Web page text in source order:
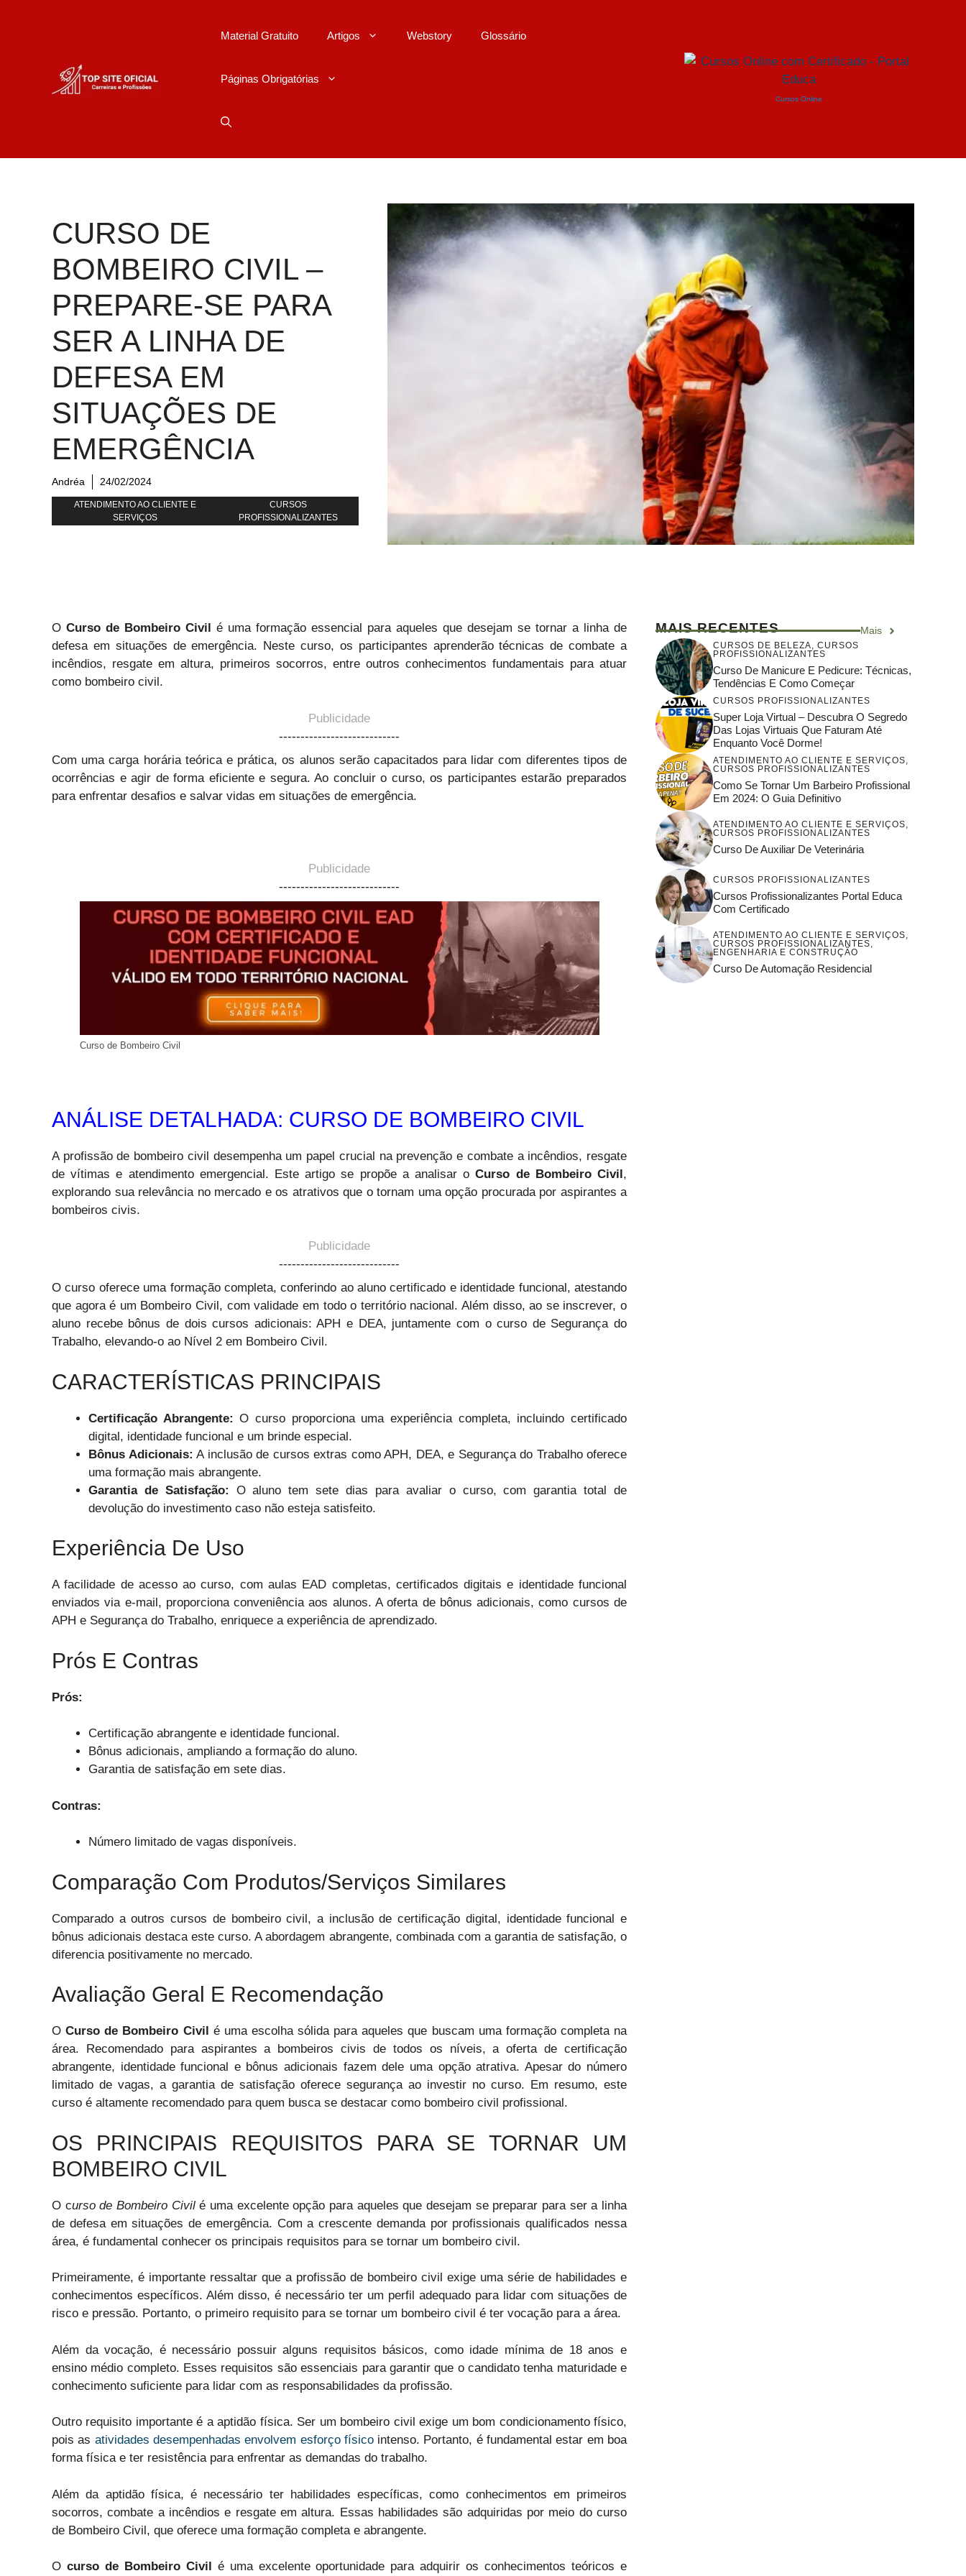
Material Gratuito Artigos Webstory Glossário
Páginas Obrigatórias
Cursos Online
CURSO DE
BOMBEIRO CIVIL –
PREPARE-SE PARA
SER A LINHA DE
DEFESA EM
SITUAÇÕES DE
EMERGÊNCIA
Andréa 24/02/2024
ATENDIMENTO AO CLIENTE E
SERVIÇOS
CURSOS
PROFISSIONALIZANTES
O Curso de Bombeiro Civil é uma formação essencial para aqueles que desejam se tornar a linha de
defesa em situações de emergência. Neste curso, os participantes aprenderão técnicas de combate a
incêndios, resgate em altura, primeiros socorros, entre outros conhecimentos fundamentais para atuar
como bombeiro civil.
Publicidade
----------------------------
Com uma carga horária teórica e prática, os alunos serão capacitados para lidar com diferentes tipos de
ocorrências e agir de forma eficiente e segura. Ao concluir o curso, os participantes estarão preparados
para enfrentar desafios e salvar vidas em situações de emergência.
Publicidade
----------------------------
Curso de Bombeiro Civil
ANÁLISE DETALHADA: CURSO DE BOMBEIRO CIVIL
A profissão de bombeiro civil desempenha um papel crucial na prevenção e combate a incêndios, resgate
de vítimas e atendimento emergencial. Este artigo se propõe a analisar oCurso de Bombeiro Civil,
explorando sua relevância no mercado e os atrativos que o tornam uma opção procurada por aspirantes a
bombeiros civis.
Publicidade
----------------------------
O curso oferece uma formação completa, conferindo ao aluno certificado e identidade funcional, atestando
que agora é um Bombeiro Civil, com validade em todo o território nacional. Além disso, ao se inscrever, o
aluno recebe bônus de dois cursos adicionais: APH e DEA, juntamente com o curso de Segurança do
Trabalho, elevando-o ao Nível 2 em Bombeiro Civil.
CARACTERÍSTICAS PRINCIPAIS
Certificação Abrangente: O curso proporciona uma experiência completa, incluindo certificado
digital, identidade funcional e um brinde especial.
Bônus Adicionais: A inclusão de cursos extras como APH, DEA, e Segurança do Trabalho oferece
uma formação mais abrangente.
Garantia de Satisfação: O aluno tem sete dias para avaliar o curso, com garantia total de
devolução do investimento caso não esteja satisfeito.
Experiência De Uso
A facilidade de acesso ao curso, com aulas EAD completas, certificados digitais e identidade funcional
enviados via e-mail, proporciona conveniência aos alunos. A oferta de bônus adicionais, como cursos de
APH e Segurança do Trabalho, enriquece a experiência de aprendizado.
Prós E Contras
Prós:
Certificação abrangente e identidade funcional.
Bônus adicionais, ampliando a formação do aluno.
Garantia de satisfação em sete dias.
Contras:
Número limitado de vagas disponíveis.
Comparação Com Produtos/Serviços Similares
Comparado a outros cursos de bombeiro civil, a inclusão de certificação digital, identidade funcional e
bônus adicionais destaca este curso. A abordagem abrangente, combinada com a garantia de satisfação, o
diferencia positivamente no mercado.
Avaliação Geral E Recomendação
OCurso de Bombeiro Civil
é uma escolha sólida para aqueles que buscam uma formação completa na
área. Recomendado para aspirantes a bombeiros civis de todos os níveis, a oferta de certificação
abrangente, identidade funcional e bônus adicionais fazem dele uma opção atrativa. Apesar do número
limitado de vagas, a garantia de satisfação oferece segurança ao investir no curso. Em resumo, este
curso é altamente recomendado para quem busca se destacar como bombeiro civil profissional.
OS PRINCIPAIS REQUISITOS PARA SE TORNAR UM
BOMBEIRO CIVIL
O curso de Bombeiro Civilé uma excelente opção para aqueles que desejam se preparar para ser a linha
de defesa em situações de emergência. Com a crescente demanda por profissionais qualificados nessa
área, é fundamental conhecer os principais requisitos para se tornar um bombeiro civil.
Primeiramente, é importante ressaltar que a profissão de bombeiro civil exige uma série de habilidades e
conhecimentos específicos. Além disso, é necessário ter um perfil adequado para lidar com situações de
risco e pressão. Portanto, o primeiro requisito para se tornar um bombeiro civil é ter vocação para a área.
Além da vocação, é necessário possuir alguns requisitos básicos, como idade mínima de 18 anos e
ensino médio completo. Esses requisitos são essenciais para garantir que o candidato tenha maturidade e
conhecimento suficiente para lidar com as responsabilidades da profissão.
Outro requisito importante é a aptidão física. Ser um bombeiro civil exige um bom condicionamento físico,
pois as atividades desempenhadas envolvem esforço físicointenso. Portanto, é fundamental estar em boa
forma física e ter resistência para enfrentar as demandas do trabalho.
Além da aptidão física, é necessário ter habilidades específicas, como conhecimentos em primeiros
socorros, combate a incêndios e resgate em altura. Essas habilidades são adquiridas por meio do curso
de Bombeiro Civil, que oferece uma formação completa e abrangente.
O curso de Bombeiro Civil é uma excelente oportunidade para adquirir os conhecimentos teóricos e
MAIS RECENTES Mais
CURSOS DE BELEZA
CURSOS
PROFISSIONALIZANTES
Curso De Manicure E Pedicure: Técnicas,
Tendências E Como Começar
CURSOS PROFISSIONALIZANTES
Super Loja Virtual – Descubra O Segredo
Das Lojas Virtuais Que Faturam Até
Enquanto Você Dorme!
ATENDIMENTO AO CLIENTE E SERVIÇOS
CURSOS PROFISSIONALIZANTES
Como Se Tornar Um Barbeiro Profissional
Em 2024: O Guia Definitivo
ATENDIMENTO AO CLIENTE E SERVIÇOS
CURSOS PROFISSIONALIZANTES
Curso De Auxiliar De Veterinária
CURSOS PROFISSIONALIZANTES
Cursos Profissionalizantes Portal Educa
Com Certificado
ATENDIMENTO AO CLIENTE E SERVIÇOS
CURSOS PROFISSIONALIZANTES
ENGENHARIA E CONSTRUÇÃO
Curso De Automação Residencial